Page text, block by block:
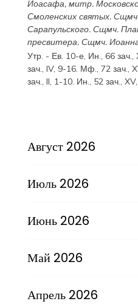
Иоасафа, митр.
Смоленских святых.
Сарапульского. Сщмч.
пресвитера. Сщмч.
Утр. - Ев. 10-е, Ин., 66 зач.,
зач., IV, 9-16. Мф., 72 зач.,
зач., II, 1-10. Ин., 52 зач.,
Август 2026
Июль 2026
Июнь 2026
Май 2026
Апрель 2026